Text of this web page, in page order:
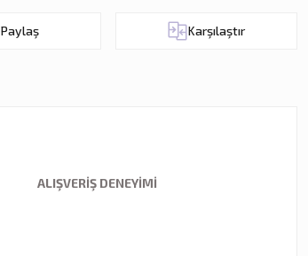
Paylaş Karşılaştır
ALIŞVERIŞ DENEYIMI